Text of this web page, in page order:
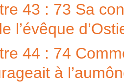
43 : 73 Sa
l’évêque
44 : 74
à